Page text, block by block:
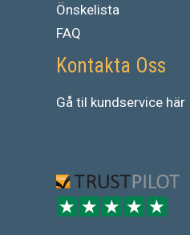
Önskelista
FAQ
Kontakta Oss
Gå til kundservice här